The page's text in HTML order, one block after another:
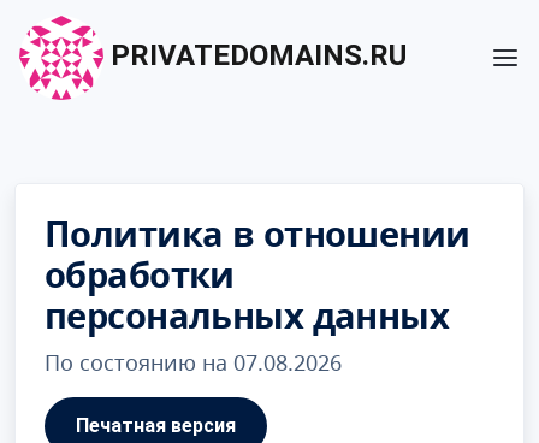
PRIVATEDOMAINS.RU
Политика в отношении
обработки
персональных данных
По состоянию на 07.08.2026
Печатная версия